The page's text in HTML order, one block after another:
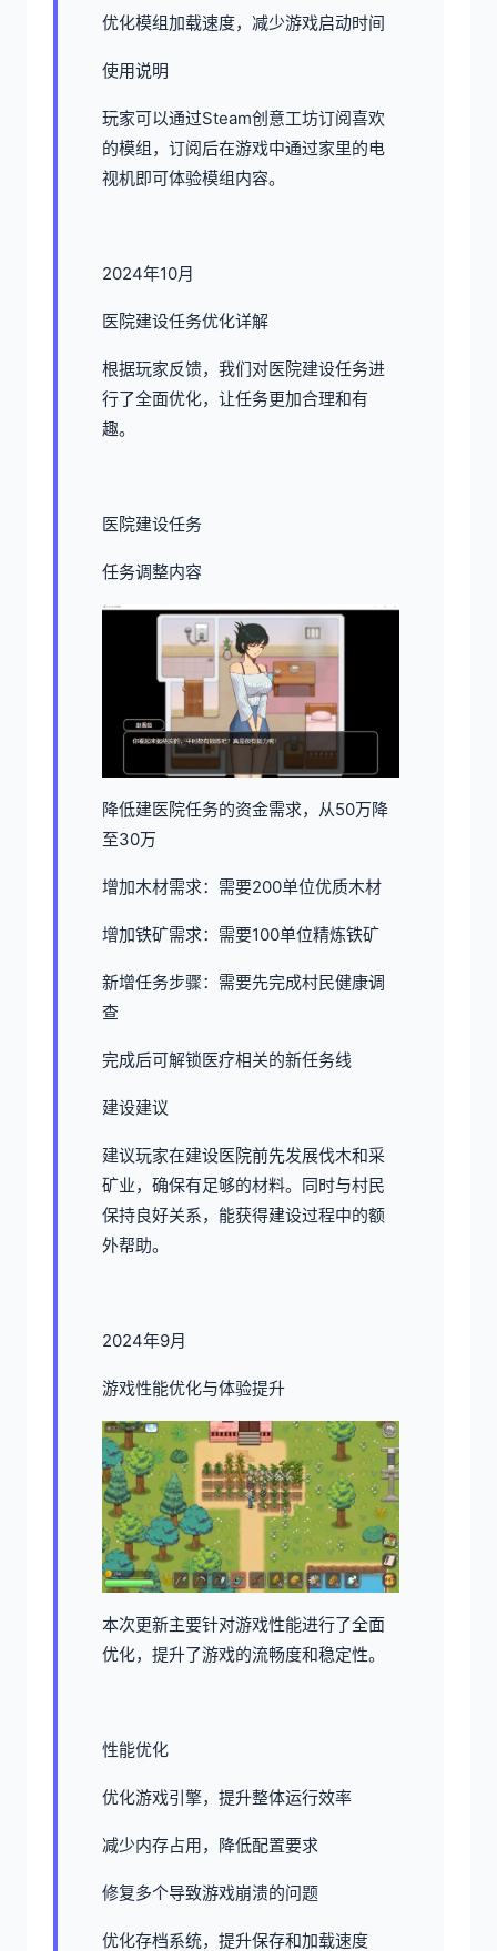
优化模组加载速度，减少游戏启动时间
使用说明
玩家可以通过Steam创意工坊订阅喜欢
的模组，订阅后在游戏中通过家里的电
视机即可体验模组内容。
2024年10月
医院建设任务优化详解
根据玩家反馈，我们对医院建设任务进
行了全面优化，让任务更加合理和有
趣。
医院建设任务
任务调整内容
降低建医院任务的资金需求，从50万降
至30万
增加木材需求：需要200单位优质木材
增加铁矿需求：需要100单位精炼铁矿
新增任务步骤：需要先完成村民健康调
查
完成后可解锁医疗相关的新任务线
建设建议
建议玩家在建设医院前先发展伐木和采
矿业，确保有足够的材料。同时与村民
保持良好关系，能获得建设过程中的额
外帮助。
2024年9月
游戏性能优化与体验提升
本次更新主要针对游戏性能进行了全面
优化，提升了游戏的流畅度和稳定性。
性能优化
优化游戏引擎，提升整体运行效率
减少内存占用，降低配置要求
修复多个导致游戏崩溃的问题
优化存档系统，提升保存和加载速度